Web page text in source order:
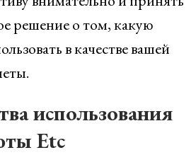
решение о том, какую
в качестве вашей
использования
Etc